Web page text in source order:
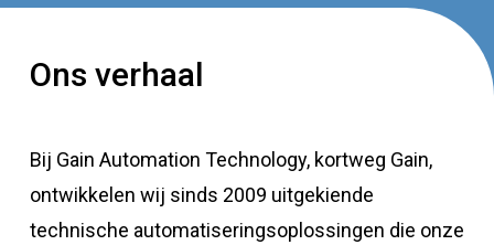
Ons verhaal
Bij Gain Automation Technology, kortweg Gain,
ontwikkelen wij sinds 2009 uitgekiende
technische automatiseringsoplossingen die onze